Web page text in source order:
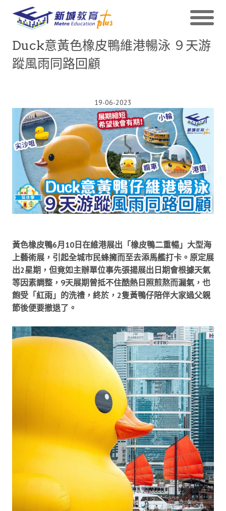
Duck意黃色橡皮鴨維港暢泳 ９天游
蹤風雨同路回顧
19-06-2023
黃色橡皮鴨6月10日在維港展出「橡皮鴨二重暢」大型海
上藝術展，引起全城市民蜂擁而至去添馬艦打卡。原定展
出2星期，但竟如主辦單位事先張揚展出日期會根據天氣
等因素調整，9天展期曾抵不住酷熱日照煎熬而漏氣，也
飽受「紅雨」的洗禮，終於，2隻黃鴨仔陪伴大家過父親
節後便要撤退了。